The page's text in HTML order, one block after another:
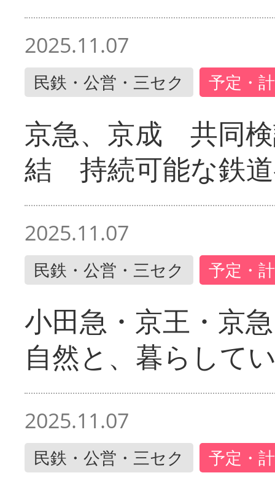
2025.11.07
民鉄・公営・三セク 予定・
京急、京成 共同
結 持続可能な鉄
2025.11.07
民鉄・公営・三セク 予定・
小田急・京王・京
自然と、暮らして
2025.11.07
民鉄・公営・三セク 予定・